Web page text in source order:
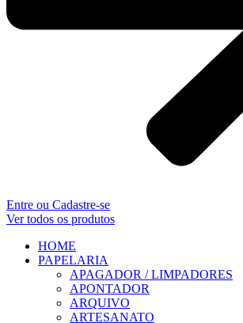
Entre ou Cadastre-se
Ver todos os produtos
HOME
PAPELARIA
APAGADOR / LIMPADORES
APONTADOR
ARQUIVO
ARTESANATO